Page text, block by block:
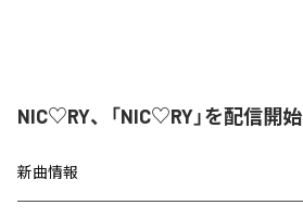
NIC♡RY、「NIC♡RY」を配信開始
新曲情報